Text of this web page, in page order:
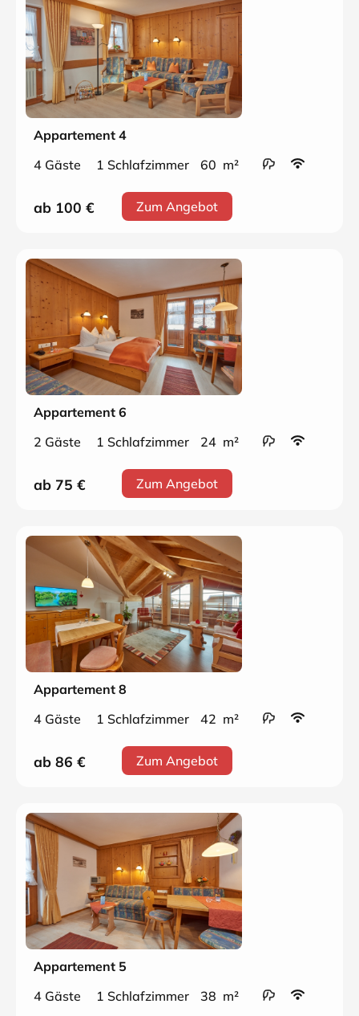
Appartement 4
4 Gäste
1 Schlafzimmer 60 m²
ab 100 € Zum Angebot
Appartement 6
2 Gäste
1 Schlafzimmer 24 m²
ab 75 € Zum Angebot
Appartement 8
4 Gäste
1 Schlafzimmer 42 m²
ab 86 € Zum Angebot
Appartement 5
4 Gäste
1 Schlafzimmer 38 m²